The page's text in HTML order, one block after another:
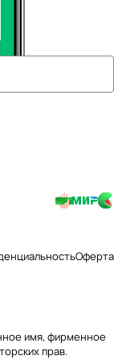
Оферта
имя, фирменное
прав.